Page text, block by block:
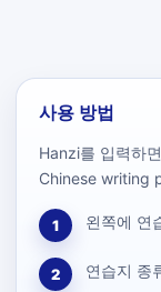
사용 방법
Hanzi를 입력하
Chinese writing
1 왼쪽에 연
2 연습지 종